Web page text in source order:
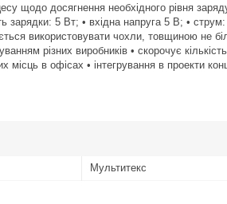
щодо досягнення необхідного рівня
зарядки: 5 Вт; • вхідна напруга 5 В; •
використовувати чохли, товщиною не
різних виробників • скорочує
в офісах • інтегрування в проекти
Мультитекс